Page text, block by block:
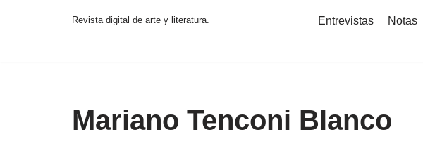
Revista digital de arte y literatura. Entrevistas Notas
Mariano Tenconi Blanco